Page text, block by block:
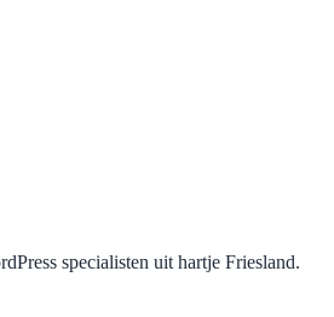
specialisten uit hartje Friesland.